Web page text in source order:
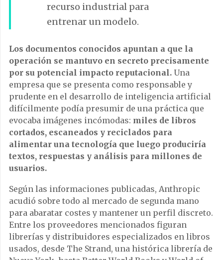
recurso industrial para
entrenar un modelo.
Los documentos conocidos apuntan a que la
operación se mantuvo en secreto precisamente
por su potencial impacto reputacional. Una
empresa que se presenta como responsable y
prudente en el desarrollo de inteligencia artificial
difícilmente podía presumir de una práctica que
evocaba imágenes incómodas: miles de libros
cortados, escaneados y reciclados para
alimentar una tecnología que luego produciría
textos, respuestas y análisis para millones de
usuarios.
Según las informaciones publicadas, Anthropic
acudió sobre todo al mercado de segunda mano
para abaratar costes y mantener un perfil discreto.
Entre los proveedores mencionados figuran
librerías y distribuidores especializados en libros
usados, desde The Strand, una histórica librería de